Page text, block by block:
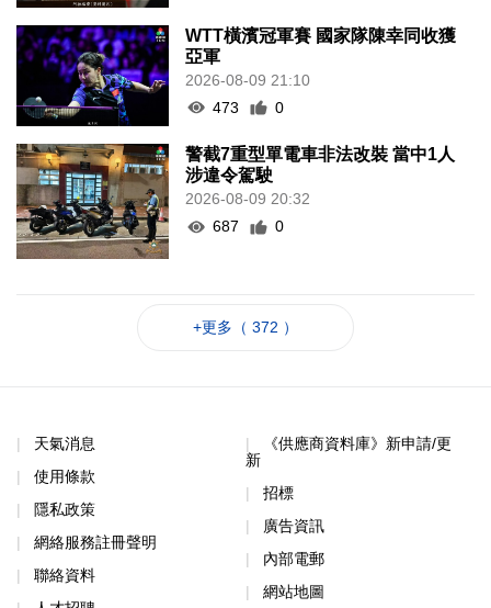
WTT橫濱冠軍賽 國家隊陳幸同收獲
亞軍
2026-08-09 21:10
473
0
警截7重型單電車非法改裝 當中1人
涉違令駕駛
2026-08-09 20:32
687
0
+更多（ 372 ）
天氣消息
使用條款
隱私政策
網絡服務註冊聲明
聯絡資料
《供應商資料庫》新申請/更
新
招標
廣告資訊
內部電郵
網站地圖